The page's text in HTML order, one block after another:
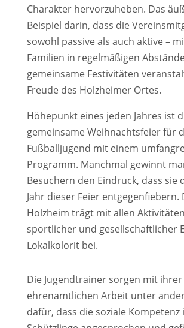
Charakter hervorzuheben. Das
Beispiel darin, dass die
sowohl passive als auch aktive –
Familien in regelmäßigen
gemeinsame Festivitäten
Freude des Holzheimer Ortes.
Höhepunkt eines jeden Jahres ist
gemeinsame Weihnachtsfeier für
Fußballjugend mit einem
Programm. Manchmal gewinnt
Besuchern den Eindruck, dass sie
Jahr dieser Feier entgegenfiebern.
Holzheim trägt mit allen
sportlicher und gesellschaftlicher
Lokalkolorit bei.
Die Jugendtrainer sorgen mit ihrer
ehrenamtlichen Arbeit unter
dafür, dass die soziale Kompetenz